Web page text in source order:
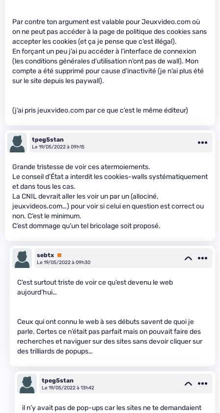
Par contre ton argument est valable pour Jeuxvideo.com où
on ne peut pas accéder à la page de politique des cookies sans
accepter les cookies (et ça je pense que c’est illégal).
En forçant un peu j’ai pu accéder à l’interface de connexion
(les conditions générales d’utilisation n’ont pas de wall). Mon
compte a été supprimé pour cause d’inactivité (je n’ai plus été
sur le site depuis les paywall).
(j’ai pris jeuxvideo.com par ce que c’est le même éditeur)
tpeg5stan
Le 19/05/2022 à 09h15
Grande tristesse de voir ces atermoiements.
Le conseil d’État a interdit les cookies-walls systématiquement
et dans tous les cas.
La CNIL devrait aller les voir un par un (allociné,
jeuxvideos.com…) pour voir si celui en question est correct ou
non. C’est le minimum.
C’est dommage qu’un tel bricolage soit proposé.
sebtx Premium
Le 19/05/2022 à 09h30
C’est surtout triste de voir ce qu’est devenu le web
aujourd’hui…
Ceux qui ont connu le web à ses débuts savent de quoi je
parle. Certes ce n’était pas parfait mais on pouvait faire des
recherches et naviguer sur des sites sans devoir cliquer sur
des trilliards de popups…
tpeg5stan
Le 19/05/2022 à 13h42
il n’y avait pas de pop-ups car les sites ne te demandaient